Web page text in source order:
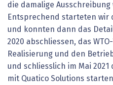
die damalige
Entsprechend starteten wir
und konnten dann das
2020 abschliessen, das
Realisierung und den
und schliesslich im Mai
mit Quatico Solutions